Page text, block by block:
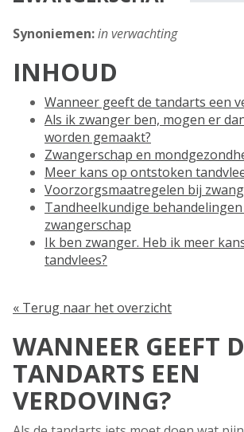
Synoniemen:in verwachting
INHOUD
Wanneer geeft de tandarts een
Als ik zwanger ben, mogen er
worden gemaakt?
Zwangerschap en
Meer kans op ontstoken
Voorzorgsmaatregelen bij
Tandheelkundige
zwangerschap
Ik ben zwanger. Heb ik meer
tandvlees?
« Terug naar het overzicht
WANNEER GEEFT
TANDARTS EEN
VERDOVING?